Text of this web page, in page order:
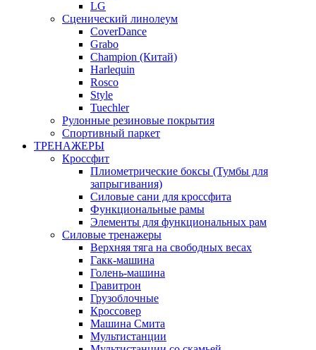
LG
Сценический линолеум
CoverDance
Grabo
Champion (Китай)
Harlequin
Rosco
Style
Tuechler
Рулонные резиновые покрытия
Спортивный паркет
ТРЕНАЖЕРЫ
Кроссфит
Плиометрические боксы (Тумбы для
запрыгивания)
Силовые сани для кроссфита
Функциональные рамы
Элементы для функциональных рам
Силовые тренажеры
Верхняя тяга на свободных весах
Гакк-машина
Голень-машина
Гравитрон
Грузоблочные
Кроссовер
Машина Смита
Мультистанции